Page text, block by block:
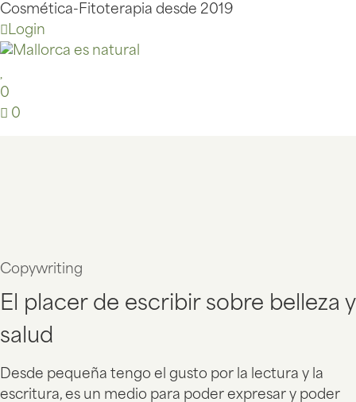
Cosmética-Fitoterapia desde 2019
Login
0
0
Copywriting
El placer de escribir sobre belleza y
salud
Desde pequeña tengo el gusto por la lectura y la
escritura, es un medio para poder expresar y poder